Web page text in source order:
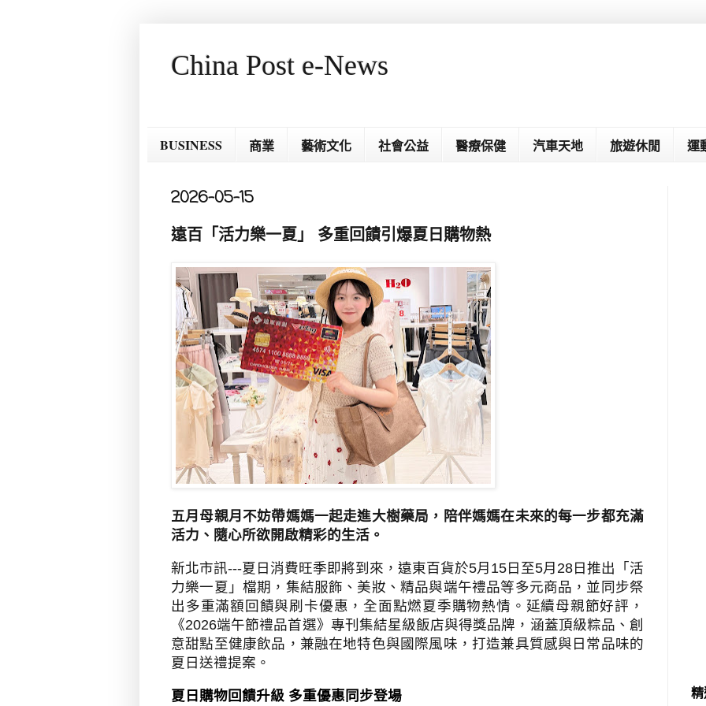
China Post e-News
BUSINESS 商業 藝術文化 社會公益 醫療保健 汽車天地 旅遊休閒 運
2026-05-15
遠百「活力樂一夏」 多重回饋引爆夏日購物熱
五月母親月不妨帶媽媽一起走進大樹藥局，陪伴媽媽在未來的每一步都充滿
活力、隨心所欲開啟精彩的生活。
新北市訊---夏日消費旺季即將到來，遠東百貨於5月 15日至5月 28日推出「活
力樂一夏」檔期，集結服飾、美妝、精品與端午禮品等多元商品，並同步祭
出多重滿額回饋與刷卡優惠，全面點燃夏季購物熱情。延續母親節好評，
《2026端午節禮品首選》專刊集結星級飯店與得獎品牌，涵蓋頂級粽品、創
意甜點至健康飲品，兼融在地特色與國際風味，打造兼具質感與日常品味的
夏日送禮提案。
夏日購物回饋升級 多重優惠同步登場 精